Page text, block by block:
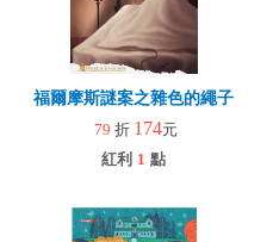
福爾摩斯謎案之雜色的繩子
79 折 174元
紅利 1 點